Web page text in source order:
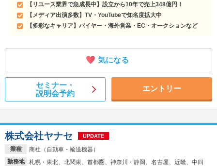
【リユース業界で急成長中】設立から10年で売上348億円！
【メディア出演多数】TV・YouTubeで知名度拡大中
【多彩なキャリア】バイヤー・海外営業・EC・オークションなど
気になる
セミナー・
説明会予約
エントリー
業種
商社（自動車・輸送機器）
勤務地
札幌・東北、北関東、首都圏、神奈川・静岡、名古屋、近畿、中四
株式会社ヤナセ UPDATE